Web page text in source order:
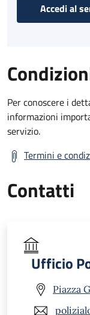
Accedi al
Per conoscere i
informazioni
servizio.
Termini e
Contatti
Ufficio
Piazza